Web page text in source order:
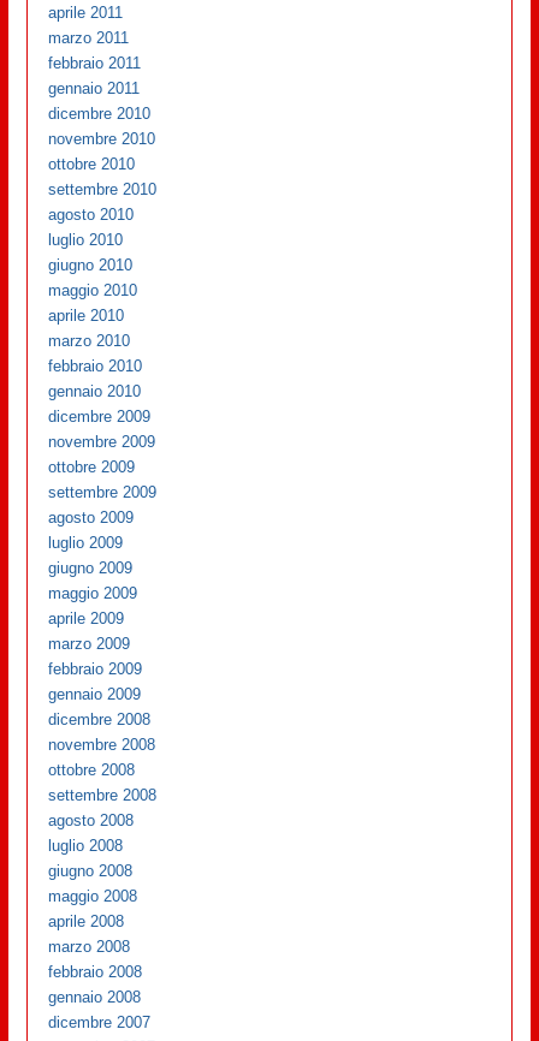
aprile 2011
marzo 2011
febbraio 2011
gennaio 2011
dicembre 2010
novembre 2010
ottobre 2010
settembre 2010
agosto 2010
luglio 2010
giugno 2010
maggio 2010
aprile 2010
marzo 2010
febbraio 2010
gennaio 2010
dicembre 2009
novembre 2009
ottobre 2009
settembre 2009
agosto 2009
luglio 2009
giugno 2009
maggio 2009
aprile 2009
marzo 2009
febbraio 2009
gennaio 2009
dicembre 2008
novembre 2008
ottobre 2008
settembre 2008
agosto 2008
luglio 2008
giugno 2008
maggio 2008
aprile 2008
marzo 2008
febbraio 2008
gennaio 2008
dicembre 2007